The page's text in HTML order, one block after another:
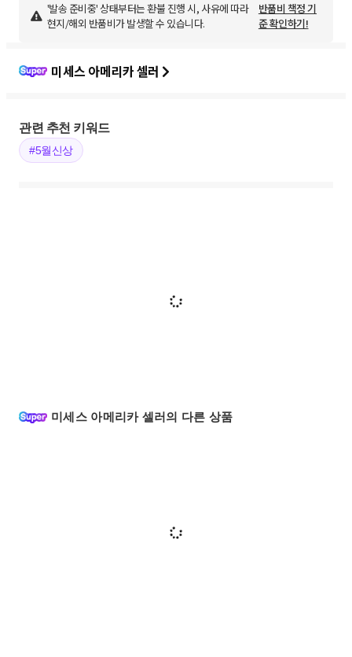
'발송 준비중' 상태부터는 환불 진행 시, 사유에 따라
현지/해외 반품비가 발생할 수 있습니다.
반품비 책정 기
준 확인하기!
미세스 아메리카 셀러
관련 추천 키워드
#5월신상
미세스 아메리카 셀러의 다른 상품